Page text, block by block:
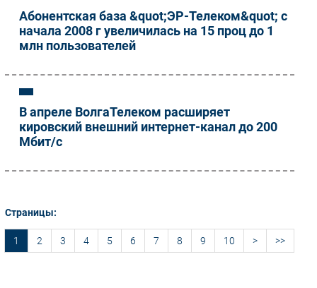
Абонентская база &quot;ЭР-Телеком&quot; с
начала 2008 г увеличилась на 15 проц до 1
млн пользователей
В апреле ВолгаТелеком расширяет
кировский внешний интернет-канал до 200
Мбит/с
Страницы:
1 2 3 4 5 6 7 8 9 10 > >>